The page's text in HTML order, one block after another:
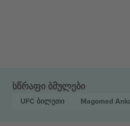
სწრაფი ბმულები
UFC ბილეთი Magomed